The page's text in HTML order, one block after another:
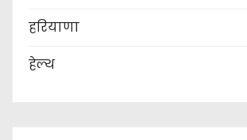
हरियाणा
हेल्थ